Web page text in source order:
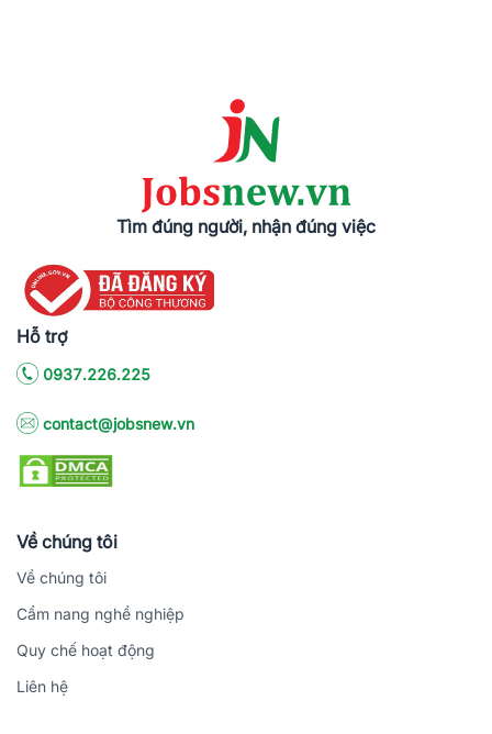
Tìm đúng người, nhận đúng việc
Hỗ trợ
0937.226.225
contact@jobsnew.vn
Về chúng tôi
Về chúng tôi
Cẩm nang nghề nghiệp
Quy chế hoạt động
Liên hệ